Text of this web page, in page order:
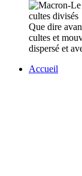
Que dire
cultes et
dispersé et
Accueil